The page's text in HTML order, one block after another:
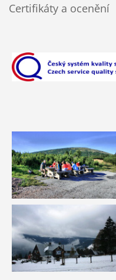
Certifikáty a ocenění